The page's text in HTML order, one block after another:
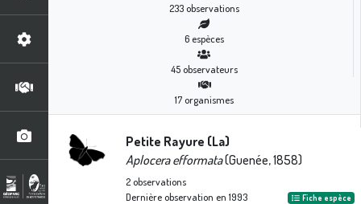
233observations
6espèces
45observateurs
17organismes
Petite Rayure (La)
Aplocera efformata(Guenée, 1858)
2observations
Dernière observation en 1993 Fiche espèce